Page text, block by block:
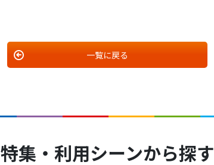
一覧に戻る
特集・利用シーンから探す